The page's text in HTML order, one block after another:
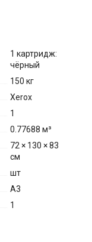
1 картридж:
чёрный
150 кг
Xerox
1
0.77688 м³
72 × 130 × 83
см
шт
A3
1